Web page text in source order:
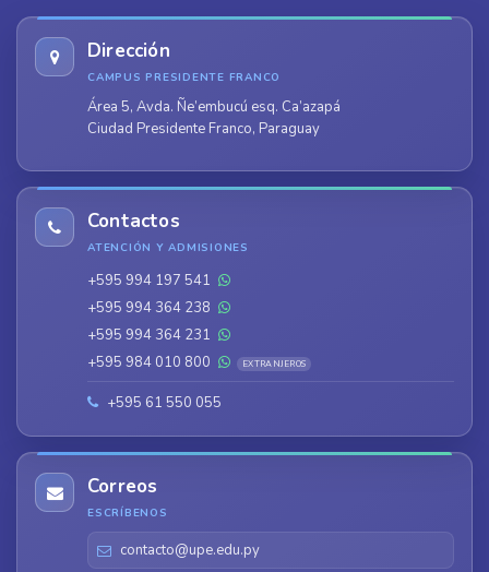
Dirección
CAMPUS PRESIDENTE FRANCO
Área 5, Avda. Ñe’embucú esq. Ca’azapá
Ciudad Presidente Franco, Paraguay
Contactos
ATENCIÓN Y ADMISIONES
+595 994 197 541
+595 994 364 238
+595 994 364 231
+595 984 010 800
EXTRANJEROS
+595 61 550 055
Correos
ESCRÍBENOS
contacto@upe.edu.py